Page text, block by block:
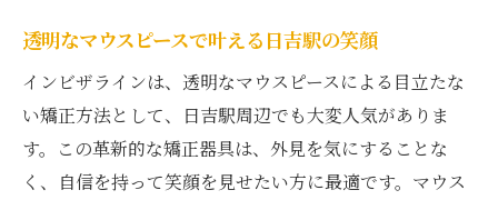
透明なマウスピースで叶える日吉駅の笑顔
インビザラインは、透明なマウスピースによる目立たな
い矯正方法として、日吉駅周辺でも大変人気がありま
す。この革新的な矯正器具は、外見を気にすることな
く、自信を持って笑顔を見せたい方に最適です。マウス